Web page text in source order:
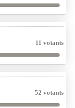
11 votants
52 votants